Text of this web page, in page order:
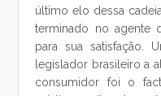
último elo dessa
terminado no agente
para sua satisfação.
legislador brasileiro a
consumidor foi o